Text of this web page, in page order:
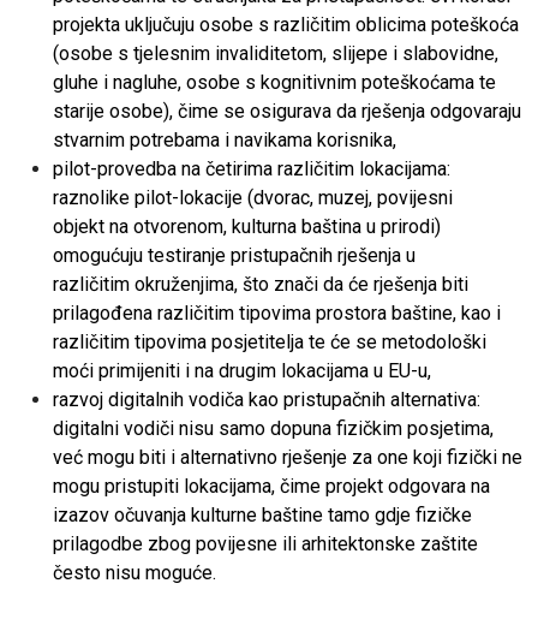
projekta uključuju osobe s različitim oblicima poteškoća
(osobe s tjelesnim invaliditetom, slijepe i slabovidne,
gluhe i nagluhe, osobe s kognitivnim poteškoćama te
starije osobe), čime se osigurava da rješenja odgovaraju
stvarnim potrebama i navikama korisnika,
pilot-provedba na četirima različitim lokacijama:
raznolike pilot-lokacije (dvorac, muzej, povijesni
objekt na otvorenom, kulturna baština u prirodi)
omogućuju testiranje pristupačnih rješenja u
različitim okruženjima, što znači da će rješenja biti
prilagođena različitim tipovima prostora baštine, kao i
različitim tipovima posjetitelja te će se metodološki
moći primijeniti i na drugim lokacijama u EU-u,
razvoj digitalnih vodiča kao pristupačnih alternativa:
digitalni vodiči nisu samo dopuna fizičkim posjetima,
već mogu biti i alternativno rješenje za one koji fizički ne
mogu pristupiti lokacijama, čime projekt odgovara na
izazov očuvanja kulturne baštine tamo gdje fizičke
prilagodbe zbog povijesne ili arhitektonske zaštite
često nisu moguće.